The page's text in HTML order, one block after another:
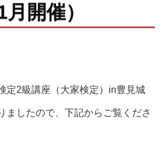
開催）
定2級講座（大家検定）in豊見城
ましたので、下記からご覧くださ